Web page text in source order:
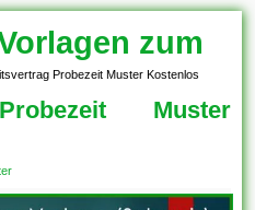
zum
Probezeit Muster Kostenlos
Muster